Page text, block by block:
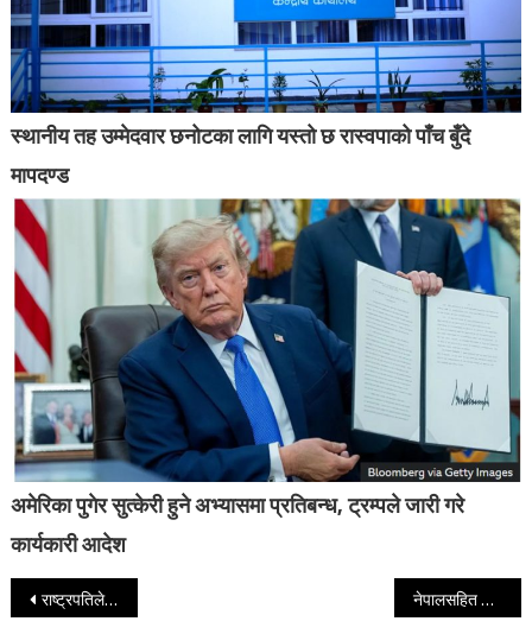
स्थानीय तह उम्मेदवार छनोटका लागि यस्तो छ रास्वपाको पाँच बुँदे
मापदण्ड
अमेरिका पुगेर सुत्केरी हुने अभ्यासमा प्रतिबन्ध, ट्रम्पले जारी गरे
कार्यकारी आदेश
Post navigation
राष्ट्रपतिले जारी गरे सार्वजनिक खरिदसम्बन्धि अध्यादेश नेपालसहित विश्वभर आज १३७ औँ अन्तर्राष्ट्रिय श्रमिक दिवस मनाइँदै